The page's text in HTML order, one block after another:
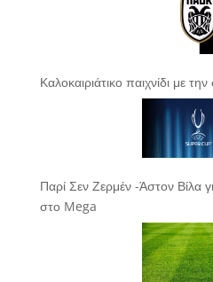
Καλοκαιριάτικο παιχνίδι με
Παρί Σεν Ζερμέν -Άστον Βίλα
στο Mega